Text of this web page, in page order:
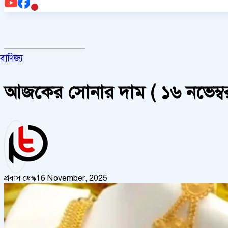
বাণিজ্য
আজকের সোনার দাম ( ১৬
প্রবাস ডেস্ক16 November, 2025